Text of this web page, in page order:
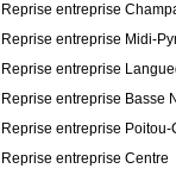
Reprise entreprise
Reprise entreprise Midi-
Reprise entreprise
Reprise entreprise Basse
Reprise entreprise Poitou-
Reprise entreprise Centre